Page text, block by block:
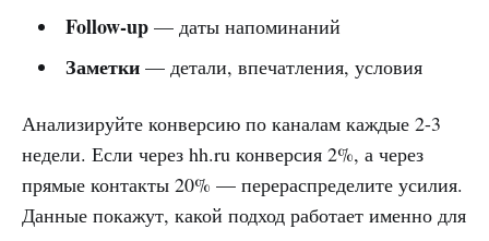
Follow-up— даты напоминаний
Заметки— детали, впечатления, условия
Анализируйте конверсию по каналам каждые 2-3
недели. Если через hh.ru конверсия 2%, а через
прямые контакты 20% — перераспределите усилия.
Данные покажут, какой подход работает именно для